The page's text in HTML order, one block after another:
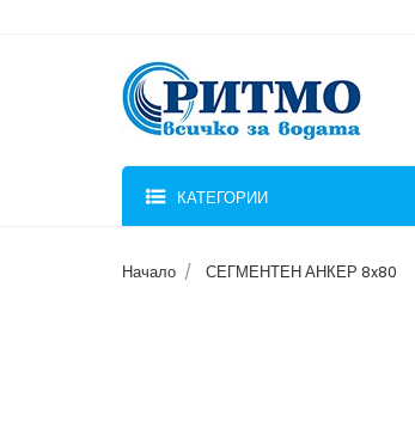
КАТЕГОРИИ
Начало СЕГМЕНТЕН АНКЕР 8x80